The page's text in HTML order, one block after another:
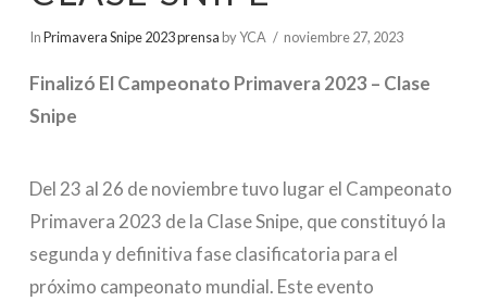
InPrimavera Snipe 2023 prensa by YCA noviembre 27, 2023
Finalizó El Campeonato Primavera 2023 – Clase
Snipe
Del 23 al 26 de noviembre tuvo lugar el Campeonato
Primavera 2023 de la Clase Snipe, que constituyó la
segunda y definitiva fase clasificatoria para el
próximo campeonato mundial. Este evento